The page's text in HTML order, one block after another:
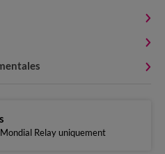
Relay uniquement